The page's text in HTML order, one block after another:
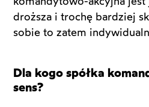
droższa i trochę bardziej
sobie to zatem
Dla kogo spółka
sens?